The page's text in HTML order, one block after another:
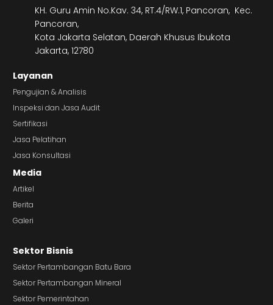
KH. Guru Amin No.Kav. 34, RT.4/RW.1, Pancoran, Kec.
Pancoran,
Kota Jakarta Selatan, Daerah Khusus Ibukota
Jakarta, 12780
Layanan
Pengujian & Analisis
Inspeksi dan Jasa Audit
Sertifikasi
Jasa Pelatihan
Jasa Konsultasi
Media
Artikel
Berita
Galeri
Sektor Bisnis
Sektor Pertambangan Batu Bara
Sektor Pertambangan Mineral
Sektor Pemerintahan